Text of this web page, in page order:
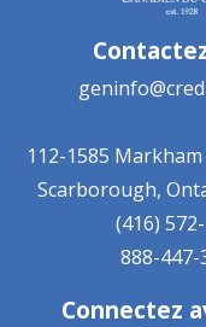
112-1585
Scarborough,
(416)
888-447-
Connectez